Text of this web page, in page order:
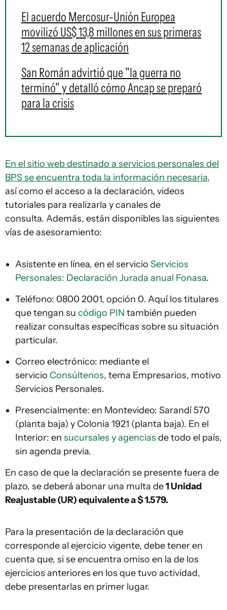
El acuerdo Mercosur-Unión Europea
movilizó US$ 13,8 millones en sus primeras
12 semanas de aplicación
San Román advirtió que "la guerra no
terminó" y detalló cómo Ancap se preparó
para la crisis
En el sitio web destinado a servicios personales del
BPS se encuentra toda la información necesaria,
así como el acceso a la declaración, videos
tutoriales para realizarla y canales de
consulta. Además, están disponibles las siguientes
vías de asesoramiento:
Asistente en línea, en el servicio Servicios
Personales: Declaración Jurada anual Fonasa.
Teléfono: 0800 2001, opción 0. Aquí los titulares
que tengan su código PIN también pueden
realizar consultas específicas sobre su situación
particular.
Correo electrónico: mediante el
servicio Consúltenos, tema Empresarios, motivo
Servicios Personales.
Presencialmente: en Montevideo: Sarandí 570
(planta baja) y Colonia 1921 (planta baja). En el
Interior: en sucursales y agencias de todo el país,
sin agenda previa.
En caso de que la declaración se presente fuera de
plazo, se deberá abonar una multa de1 Unidad
Reajustable (UR) equivalente a $ 1.579.
Para la presentación de la declaración que
corresponde al ejercicio vigente, debe tener en
cuenta que, si se encuentra omiso en la de los
ejercicios anteriores en los que tuvo actividad,
debe presentarlas en primer lugar.